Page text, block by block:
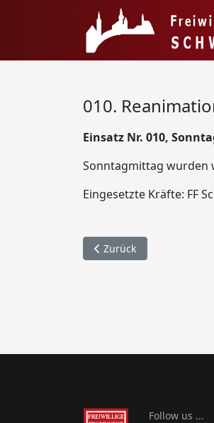
010.
Einsatz Nr. 010,
Sonntagmittag wurden
Eingesetzte Kräfte: FF
Vorheriger Beitrag: 011.
Zurück
Follow us ...